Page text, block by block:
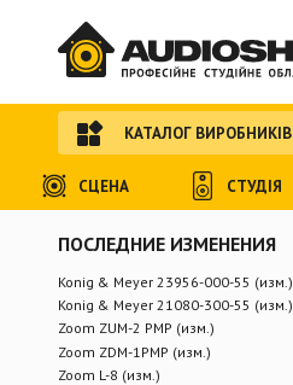
ПОСЛЕДНИЕ ИЗМЕНЕНИЯ
Konig & Meyer 23956-000-55 (изм.)
Konig & Meyer 21080-300-55 (изм.)
Zoom ZUM-2 PMP (изм.)
Zoom ZDM-1PMP (изм.)
Zoom L-8 (изм.)
КАТАЛОГ ВИРОБНИКІВ
СЦЕНА СТУДІЯ